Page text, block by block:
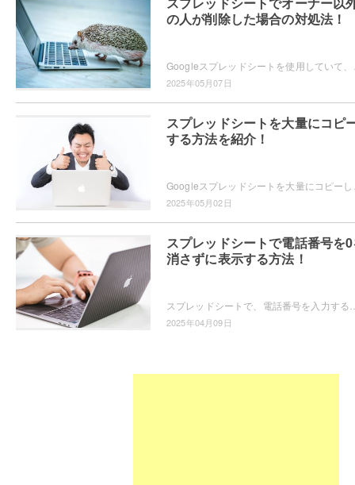
の人が削除した場合の対処法！
2025年05月07日
スプレッドシートを大量にコピ
する方法を紹介！
2025年05月02日
スプレッドシートで電話番号を
消さずに表示する方法！
2025年04月09日